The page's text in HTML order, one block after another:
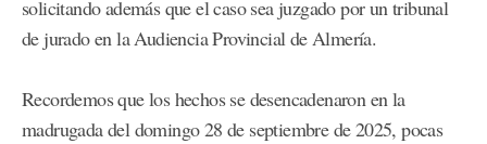
solicitando además que el caso sea juzgado por un tribunal
de jurado en la Audiencia Provincial de Almería.
Recordemos que los hechos se desencadenaron en la
madrugada del domingo 28 de septiembre de 2025, pocas